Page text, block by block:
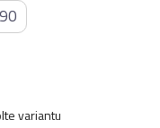
variantu